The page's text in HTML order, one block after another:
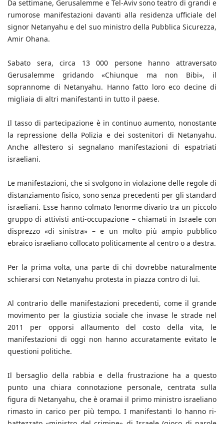
Da settimane, Gerusalemme e Tel-Aviv sono teatro di grandi e
rumorose manifestazioni davanti alla residenza ufficiale del
signor Netanyahu e del suo ministro della Pubblica Sicurezza,
Amir Ohana.
Sabato sera, circa 13 000 persone hanno attraversato
Gerusalemme gridando «Chiunque ma non Bibi», il
soprannome di Netanyahu. Hanno fatto loro eco decine di
migliaia di altri manifestanti in tutto il paese.
Il tasso di partecipazione è in continuo aumento, nonostante
la repressione della Polizia e dei sostenitori di Netanyahu.
Anche all’estero si segnalano manifestazioni di espatriati
israeliani.
Le manifestazioni, che si svolgono in violazione delle regole di
distanziamento fisico, sono senza precedenti per gli standard
israeliani. Esse hanno colmato l’enorme divario tra un piccolo
gruppo di attivisti anti-occupazione – chiamati in Israele con
disprezzo «di sinistra» – e un molto più ampio pubblico
ebraico israeliano collocato politicamente al centro o a destra.
Per la prima volta, una parte di chi dovrebbe naturalmente
schierarsi con Netanyahu protesta in piazza contro di lui.
Al contrario delle manifestazioni precedenti, come il grande
movimento per la giustizia sociale che invase le strade nel
2011 per opporsi all’aumento del costo della vita, le
manifestazioni di oggi non hanno accuratamente evitato le
questioni politiche.
Il bersaglio della rabbia e della frustrazione ha a questo
punto una chiara connotazione personale, centrata sulla
figura di Netanyahu, che è oramai il primo ministro israeliano
rimasto in carico per più tempo. I manifestanti lo hanno ri-